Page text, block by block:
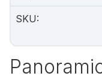
SKU: